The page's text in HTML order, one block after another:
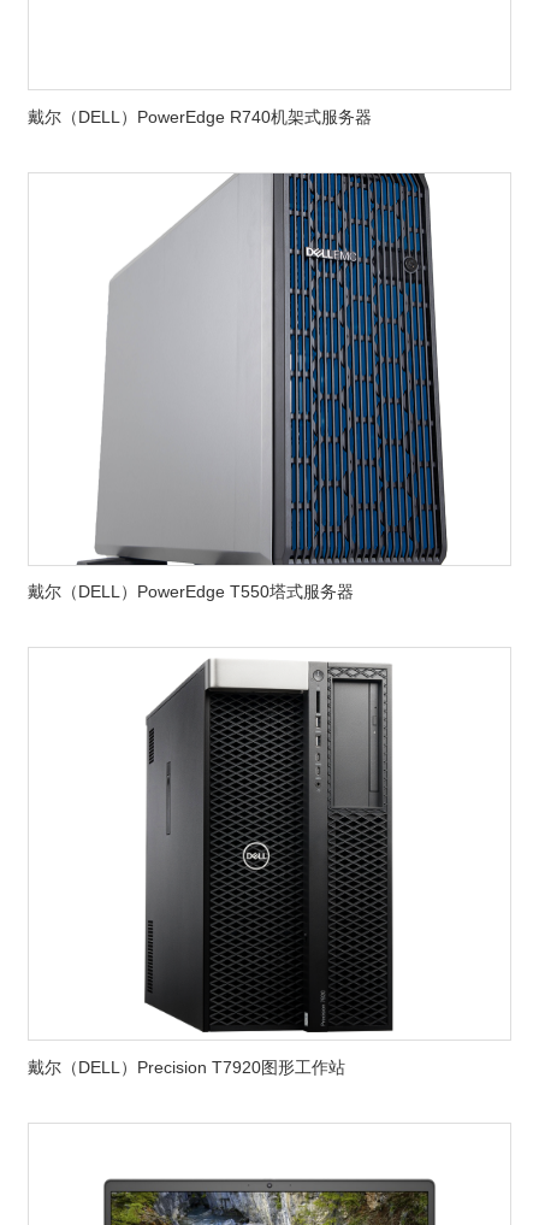
戴尔（DELL）PowerEdge R740机架式服务器
戴尔（DELL）PowerEdge T550塔式服务器
戴尔（DELL）Precision T7920图形工作站